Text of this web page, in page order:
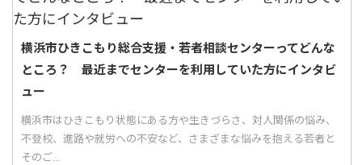
横浜市ひきこもり総合支援・若者相談センターってどんな
ところ？ 最近までセンターを利用していた方にインタビ
ュー
横浜市はひきこもり状態にある方や生きづらさ、対人関係の悩み、
不登校、進路や就労への不安など、さまざまな悩みを抱える若者と
そのご...